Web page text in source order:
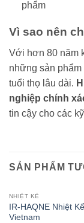
phẩm
Vì sao nên
Với hơn 80 năm
những sản
tuổi thọ lâu dài.
nghiệp chính
tin cậy cho các
SẢN PHẨM
NHIỆT KẾ
IR-HAQNE Nhiệt
Vietnam